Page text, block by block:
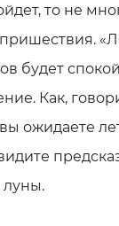
то не
будет
Как,
ожидаете